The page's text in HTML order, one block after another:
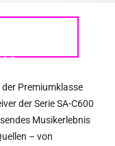
der Premiumklasse
der Serie SA-C600
Musikerlebnis
– von